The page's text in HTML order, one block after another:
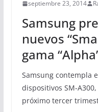
septiembre 23, 2014
Samsung
nuevos
gama
Samsung contempla
dispositivos SM-
próximo tercer